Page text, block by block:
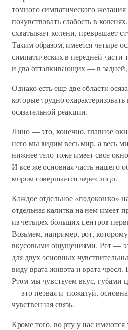
томного симпатического желания
почувствовать слабость в
схватывает колени, превращает
Таким образом, имеется четыре
симпатических в передней части
и два отталкивающих — в
Однако есть еще две области
которые трудно
осязательной реакции.
Лицо — это, конечно, главное
него мы видим весь мир, а весь
нижнее тело тоже имеет свое
И все же основная часть нашего
миром совершается через лицо.
Каждое отдельное «подокошко»
отдельная калитка на нем имеет
из четырех больших центров
Возьмем, например, рот,
вкусовыми ощущениями. Рот —
для двух основных
виду врата живота и врата
Ртом мы чувствуем вкус, губами
— это первая и, пожалуй,
чувственная связь.
Кроме того, во рту у нас